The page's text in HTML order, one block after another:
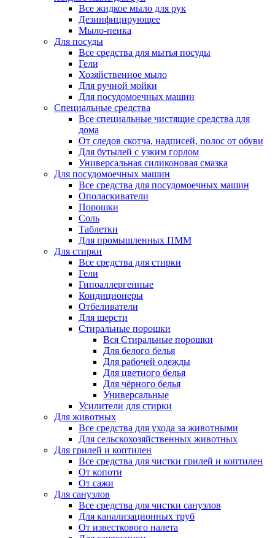
Все жидкое мыло для рук
Дезинфицирующее
Мыло-пенка
Для посуды
Все средства для мытья посуды
Гели
Хозяйственное мыло
Для ручной мойки
Для посудомоечных машин
Специальные средства
Все специальные чистящие средства для
дома
От следов скотча, надписей, полос от обуви
Для бутылей с узким горлом
Универсальная силиконовая смазка
Для посудомоечных машин
Все средства для посудомоечных машин
Ополаскиватели
Порошки
Соль
Таблетки
Для промышленных ПММ
Для стирки
Все средства для стирки
Гели
Гипоаллергенные
Кондиционеры
Отбеливатели
Для шерсти
Стиральные порошки
Вся Стиральные порошки
Для белого белья
Для рабочей одежды
Для цветного белья
Для чёрного белья
Универсальные
Усилители для стирки
Для животных
Все средства для ухода за животными
Для сельскохозяйственных животных
Для грилей и коптилен
Все средства для чистки грилей и коптилен
От копоти
От сажи
Для санузлов
Все средства для чистки санузлов
Для канализационных труб
От известкового налета